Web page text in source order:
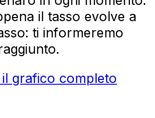
il tasso evolve a
ti informeremo
grafico completo